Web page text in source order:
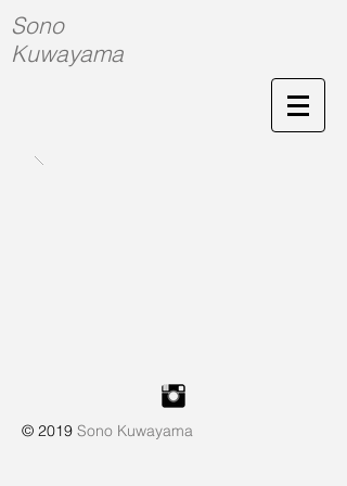
Sono
Kuwayama
© 2019 Sono Kuwayama